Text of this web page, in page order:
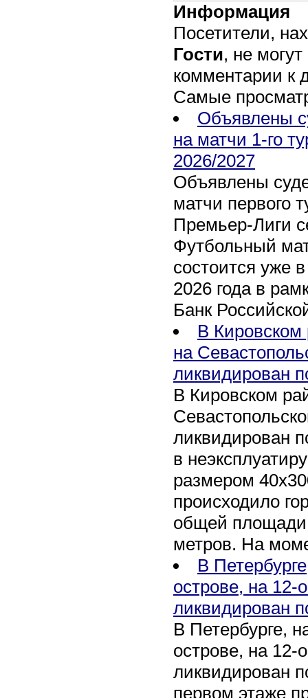
Информация
Посетители,
Гости, не
комментарии к
Самые
Объявлены
на матчи 1-го
2026/2027
Объявлены
матчи первого
Премьер-Лиги
Футбольный
состоится уже
2026 года в
Банк
В Кировском
на
ликвидирован
В Кировском
ликвидирован
в
размером
происходило
общей площади
метров. На
В
острове, на 12-
ликвидирован
В Петербурге,
острове, на 12-
ликвидирован
первом этаже